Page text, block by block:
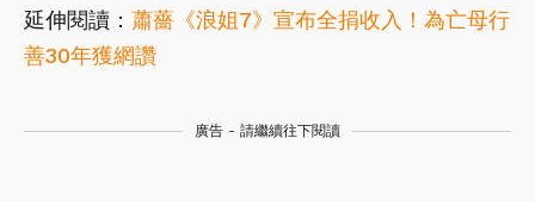
延伸閱讀： 蕭薔《浪姐7》宣布全捐收入！為亡母行
善30年獲網讚
廣告 - 請繼續往下閱讀